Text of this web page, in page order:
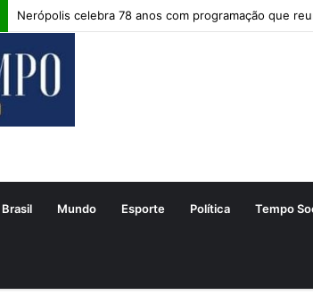
Nerópolis celebra 78 anos com programação que
Brasil Mundo Esporte Política Tempo